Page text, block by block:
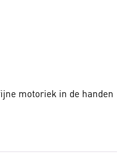
motoriek in de handen